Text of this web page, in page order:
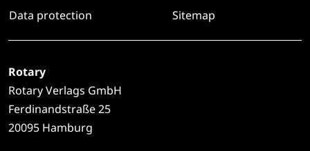
Data protection Sitemap
Rotary
Rotary Verlags GmbH
Ferdinandstraße 25
20095 Hamburg